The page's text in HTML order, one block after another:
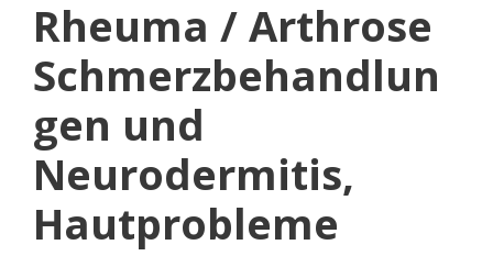
Rheuma / Arthrose
Schmerzbehandlun
gen und
Neurodermitis,
Hautprobleme